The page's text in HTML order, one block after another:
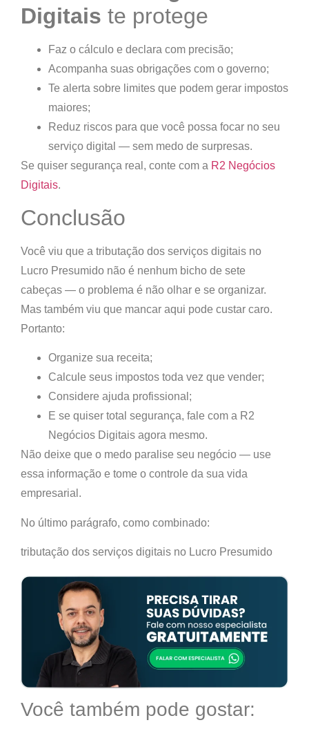
Digitais te protege
Faz o cálculo e declara com precisão;
Acompanha suas obrigações com o governo;
Te alerta sobre limites que podem gerar impostos
maiores;
Reduz riscos para que você possa focar no seu
serviço digital — sem medo de surpresas.
Se quiser segurança real, conte com a R2 Negócios
Digitais.
Conclusão
Você viu que a tributação dos serviços digitais no
Lucro Presumido não é nenhum bicho de sete
cabeças — o problema é não olhar e se organizar.
Mas também viu que mancar aqui pode custar caro.
Portanto:
Organize sua receita;
Calcule seus impostos toda vez que vender;
Considere ajuda profissional;
E se quiser total segurança, fale com a R2
Negócios Digitais agora mesmo.
Não deixe que o medo paralise seu negócio — use
essa informação e tome o controle da sua vida
empresarial.
No último parágrafo, como combinado:
tributação dos serviços digitais no Lucro Presumido
Você também pode gostar: